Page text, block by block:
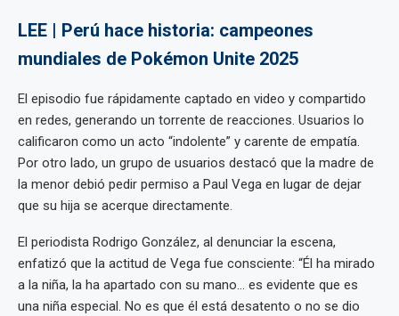
LEE | Perú hace historia: campeones
mundiales de Pokémon Unite 2025
El episodio fue rápidamente captado en video y compartido
en redes, generando un torrente de reacciones. Usuarios lo
calificaron como un acto “indolente” y carente de empatía.
Por otro lado, un grupo de usuarios destacó que la madre de
la menor debió pedir permiso a Paul Vega en lugar de dejar
que su hija se acerque directamente.
El periodista Rodrigo González, al denunciar la escena,
enfatizó que la actitud de Vega fue consciente: “Él ha mirado
a la niña, la ha apartado con su mano... es evidente que es
una niña especial. No es que él está desatento o no se dio